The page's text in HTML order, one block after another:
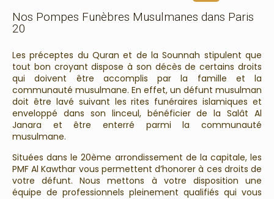
Nos Pompes Funèbres Musulmanes dans Paris
20
Les préceptes du Quran et de la Sounnah stipulent que
tout bon croyant dispose à son décès de certains droits
qui doivent être accomplis par la famille et la
communauté musulmane. En effet, un défunt musulman
doit être lavé suivant les rites funéraires islamiques et
enveloppé dans son linceul, bénéficier de la Salât Al
Janara et être enterré parmi la communauté
musulmane.
Situées dans le 20ème arrondissement de la capitale, les
PMF Al Kawthar vous permettent d’honorer à ces droits de
votre défunt. Nous mettons à votre disposition une
équipe de professionnels pleinement qualifiés qui vous